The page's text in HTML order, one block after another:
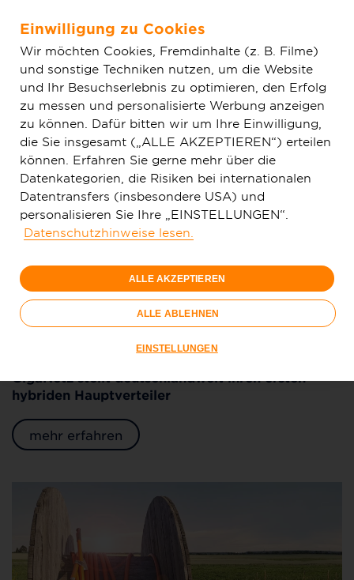
Zum Hauptinhalt springen
Aktuelles
GigaNetz stellt deutschlandweit ihren ersten
hybriden Hauptverteiler
mehr erfahren
Einwilligung zu Cookies
Wir möchten Cookies, Fremdinhalte (z. B. Filme)
und sonstige Techniken nutzen, um die Website
und Ihr Besuchserlebnis zu optimieren, den Erfolg
zu messen und personalisierte Werbung anzeigen
zu können. Dafür bitten wir um Ihre Einwilligung,
die Sie insgesamt („ALLE AKZEPTIEREN“) erteilen
können. Erfahren Sie gerne mehr über die
Datenkategorien, die Risiken bei internationalen
Datentransfers (insbesondere USA) und
personalisieren Sie Ihre „EINSTELLUNGEN“.
Datenschutzhinweise lesen.
ALLE AKZEPTIEREN
ALLE ABLEHNEN
EINSTELLUNGEN